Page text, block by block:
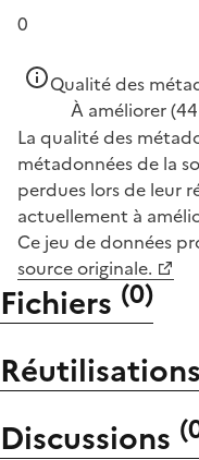
0
Qualité des
À améliorer
La qualité des
métadonnées de la
perdues lors de leur
actuellement à
Ce jeu de données
source originale.
Fichiers (0)
Discussions (